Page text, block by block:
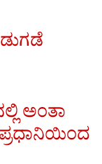
ಅಂತಾ
ಪ್ರಧಾನಿಯಿಂದ